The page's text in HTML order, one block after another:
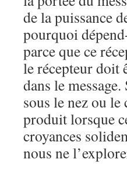
de la puissance
pourquoi
parce que ce
le récepteur doit
dans le
sous le nez ou
produit lorsque
croyances
nous ne